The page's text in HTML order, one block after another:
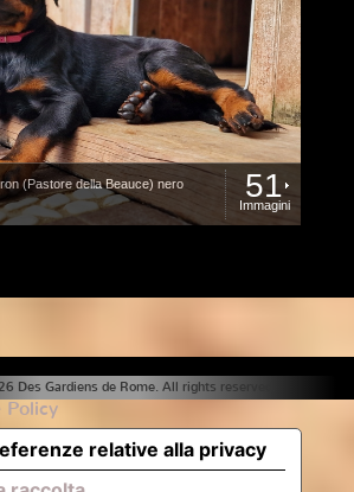
(Pastore della Beauce) nero
51
Immagini
Des Gardiens de Rome. All rights reserved.
Policy
relative alla privacy